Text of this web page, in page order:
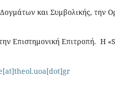
και Συμβολικής, την
Επιστημονική Επιτροπή. Η